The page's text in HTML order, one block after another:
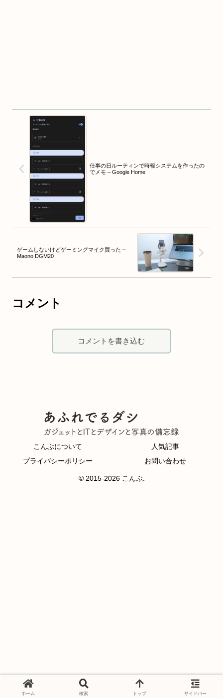
仕事の日ルーティンで時報システムを作ったの
でメモ – Google Home
ゲームしないけどゲーミングマイク買った –
Maono DGM20
コメント
コメントを書き込む
こんぶについて
人気記事
プライバシーポリシー
お問い合わせ
© 2015-2026 こんぶ.
ホーム 検索 トップ サイドバー